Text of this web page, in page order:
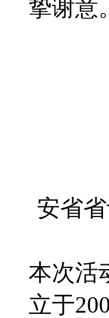
挚谢意。
安省
本次活
立于